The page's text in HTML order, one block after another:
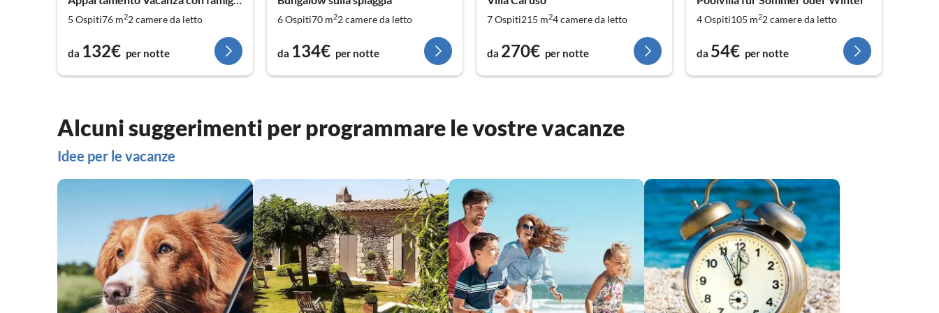
Repubblica Ceca
Albania 159 alloggi
Slovenia 114 alloggi
Turchia
28 alloggi
Bulgaria 22 alloggi
Romania 20 alloggi
5 Ospiti76 m22camere da letto
da 132€ per notte
6 Ospiti70 m22camere da letto
da 134€ per notte
7 Ospiti215 m24camere da letto
da 270€ per notte
4 Ospiti105 m22camere da letto
da 54€ per notte
Alcuni suggerimenti per programmare le vostre vacanze
Idee per le vacanze